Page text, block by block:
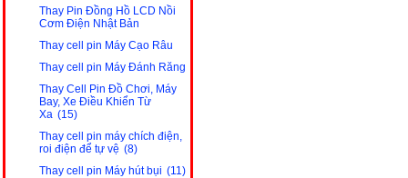
Thay Pin Đồng Hồ LCD Nồi
Cơm Điện Nhật Bản
Thay cell pin Máy Cạo Râu
Thay cell pin Máy Đánh Răng
Thay Cell Pin Đồ Chơi, Máy
Bay, Xe Điều Khiển Từ
Xa (15)
Thay cell pin máy chích điện,
roi điện để tự vệ (8)
Thay cell pin Máy hút bụi (11)